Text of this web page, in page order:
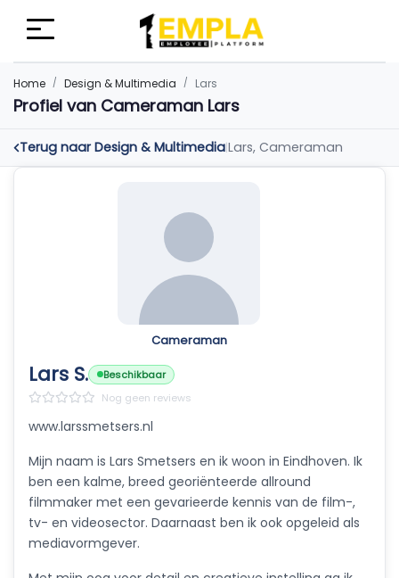
Home Design & Multimedia Lars
Profiel van Cameraman Lars
Terug naar Design & Multimedia|Lars, Cameraman
Cameraman
Lars S.
Beschikbaar
Nog geen reviews
www.larssmetsers.nl
Mijn naam is Lars Smetsers en ik woon in Eindhoven. Ik
ben een kalme, breed georiënteerde allround
filmmaker met een gevarieerde kennis van de film-,
tv- en videosector. Daarnaast ben ik ook opgeleid als
mediavormgever.